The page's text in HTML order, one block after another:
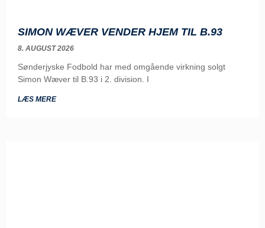
SIMON WÆVER VENDER HJEM TIL B.93
8. AUGUST 2026
Sønderjyske Fodbold har med omgående virkning solgt
Simon Wæver til B.93 i 2. division. I
LÆS MERE